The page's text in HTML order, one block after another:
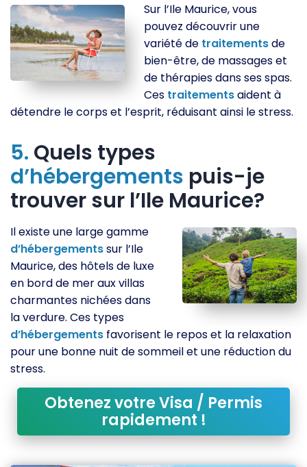
Sur l’Ile Maurice, vous
pouvez découvrir une
variété de traitementsde
bien-être, de massages et
de thérapies dans ses spas.
Ces traitementsaident à
détendre le corps et l’esprit, réduisant ainsi le stress.
5. Quels types
d’hébergements puis-je
trouver sur l’Ile Maurice?
Il existe une large gamme
d’hébergementssur l’Ile
Maurice, des hôtels de luxe
en bord de mer aux villas
charmantes nichées dans
la verdure. Ces types
d’hébergements favorisent le repos et la relaxation
pour une bonne nuit de sommeil et une réduction du
stress.
Obtenez votre Visa / Permis
rapidement !